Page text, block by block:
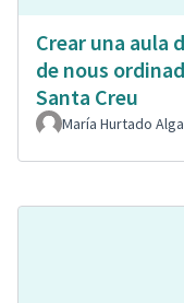
Crear una aula
de nous
Santa Creu
María Hurtado